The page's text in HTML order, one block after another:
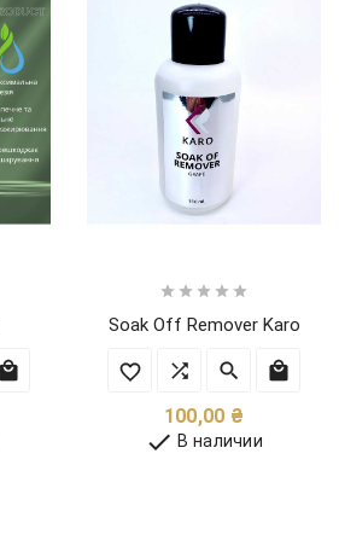
    
Soak Off Remover Karo
100,00 ₴
 В наличии